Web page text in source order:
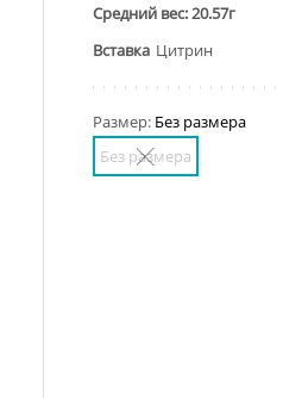
Средний вес: 20.57г
Вставка Цитрин
Размер: Без размера
Без размера